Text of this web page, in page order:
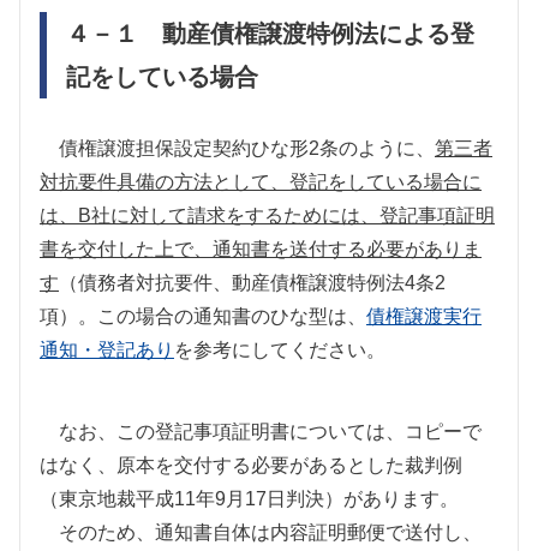
４－１ 動産債権譲渡特例法による登
記をしている場合
債権譲渡担保設定契約ひな形2条のように、 第三者
対抗要件具備の方法として、登記をしている場合に
は、
B社に対して請求をするためには、登記事項証明
書を交付した上で、通知書を送付する必要がありま
す （債務者対抗要件、動産債権譲渡特例法4条2
項）。この場合の通知書のひな型は、 債権譲渡実行
通知・登記あり を参考にしてください。
なお、この登記事項証明書については、コピーで
はなく、原本を交付する必要があるとした裁判例
（東京地裁平成11年9月 17 日判決）があります。
そのため、通知書自体は内容証明郵便で送付し、